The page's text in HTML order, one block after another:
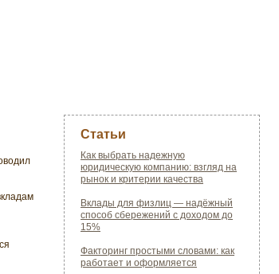
Статьи
Как выбрать надежную
юридическую компанию: взгляд на
рынок и критерии качества
Вклады для физлиц — надёжный
способ сбережений с доходом до
15%
Факторинг простыми словами: как
работает и оформляется